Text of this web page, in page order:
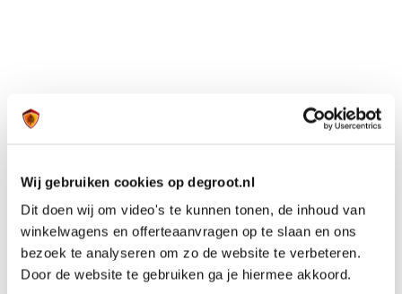
Wij gebruiken cookies op degroot.nl
Dit doen wij om video's te kunnen tonen, de inhoud van
winkelwagens en offerteaanvragen op te slaan en ons
bezoek te analyseren om zo de website te verbeteren.
Door de website te gebruiken ga je hiermee akkoord.